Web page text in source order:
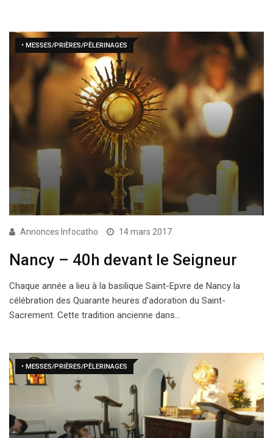
• MESSES/PRIÈRES/PÈLERINAGES
Annonces Infocatho 14 mars 2017
Nancy – 40h devant le Seigneur
Chaque année a lieu à la basilique Saint-Epvre de Nancy la
célébration des Quarante heures d’adoration du Saint-
Sacrement. Cette tradition ancienne dans…
• MESSES/PRIÈRES/PÈLERINAGES